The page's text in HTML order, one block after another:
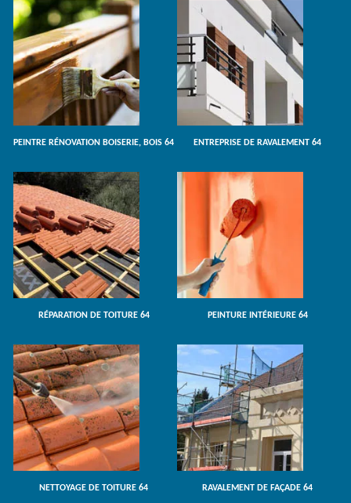
PEINTRE RÉNOVATION BOISERIE, BOIS 64 ENTREPRISE DE RAVALEMENT 64
RÉPARATION DE TOITURE 64 PEINTURE INTÉRIEURE 64
NETTOYAGE DE TOITURE 64 RAVALEMENT DE FAÇADE 64